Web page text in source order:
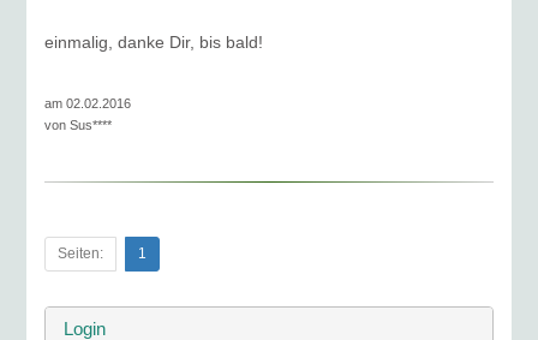
einmalig, danke Dir, bis bald!
am 02.02.2016
vonSus****
Seiten: 1
Login